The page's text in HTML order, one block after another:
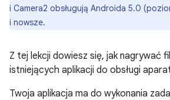
i Camera2 obsługują Androida 5.0
i nowsze.
Z tej lekcji dowiesz się, jak nagrywać
istniejących aplikacji do obsługi
Twoja aplikacja ma do wykonania